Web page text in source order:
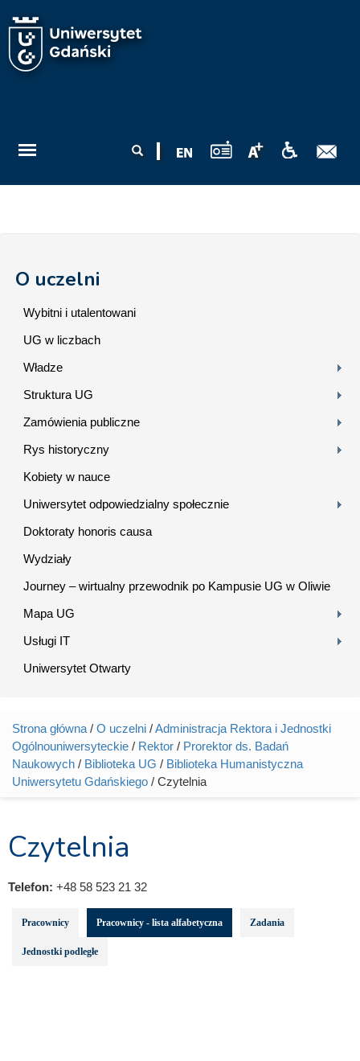
wyszukiwania
O uczelni
Wybitni i utalentowani
UG w liczbach
Władze
Struktura UG
Zamówienia publiczne
Rys historyczny
Kobiety w nauce
Uniwersytet odpowiedzialny społecznie
Doktoraty honoris causa
Wydziały
Journey – wirtualny przewodnik po Kampusie UG w Oliwie
Mapa UG
Usługi IT
Uniwersytet Otwarty
Jesteś tutaj
Strona główna / O uczelni /Administracja Rektora i Jednostki
Ogólnouniwersyteckie / Rektor / Prorektor ds. Badań
Naukowych / Biblioteka UG / Biblioteka Humanistyczna
Uniwersytetu Gdańskiego / Czytelnia
Czytelnia
Telefon: +48 58 523 21 32
Pracownicy Pracownicy - lista alfabetyczna Zadania
Jednostki podległe